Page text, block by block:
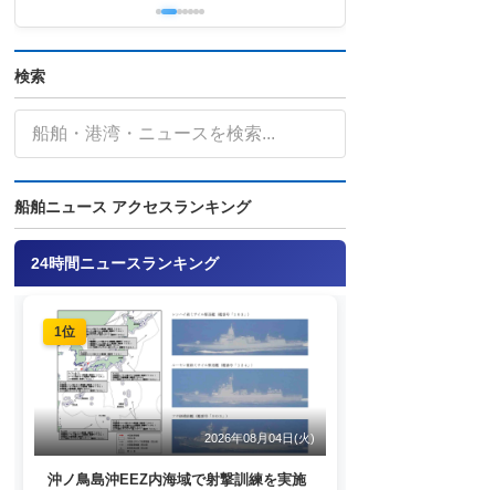
検索
船舶ニュース アクセスランキング
24時間ニュースランキング
1位
2026年08月04日(火)
沖ノ鳥島沖EEZ内海域で射撃訓練を実施